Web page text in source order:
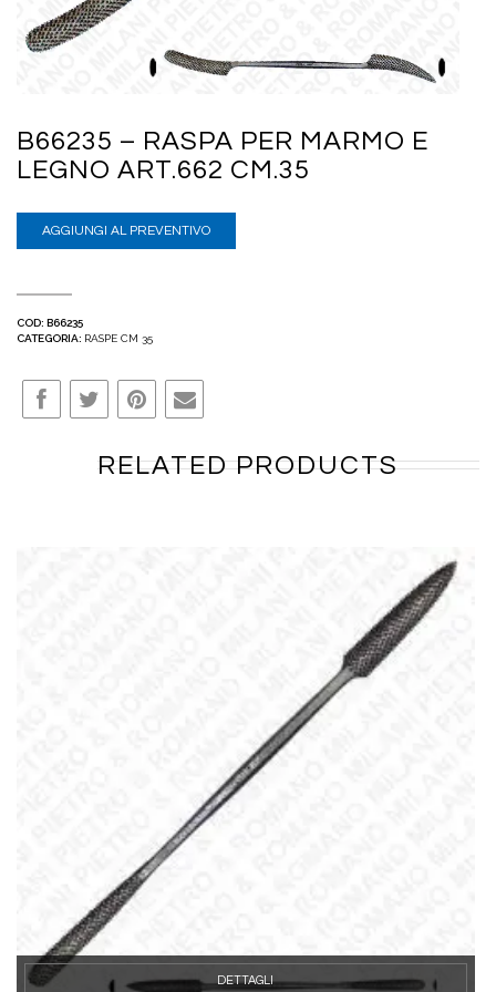
B66235 – RASPA PER MARMO E
LEGNO ART.662 CM.35
AGGIUNGI AL PREVENTIVO
COD: B66235
CATEGORIA: RASPE CM 35
RELATED PRODUCTS
DETTAGLI